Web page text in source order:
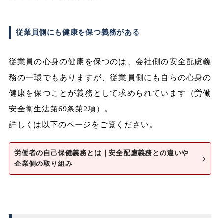
従業員側にも健康を保つ義務がある
従業員の心身の健康を保つのは、会社側の安全配慮義
務の一環でもありますが、従業員側にも自らの心身の
健康を保つことが義務として求められています（労働
安全衛生法第69条第2項）。
詳しくは以下のページをご覧ください。
労働者の自己保健義務とは｜安全配慮義務との違いや
企業側の取り組み